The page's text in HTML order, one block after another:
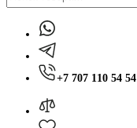
+7 707 110 54 54